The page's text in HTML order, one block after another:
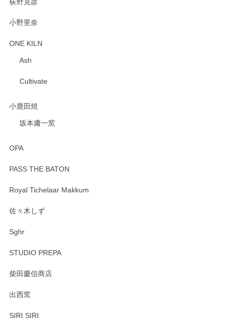
小野里奈
ONE KILN
Ash
Cultivate
小鹿田焼
坂本庸一窯
OPA
PASS THE BATON
Royal Tichelaar Makkum
佐々木しず
Sghr
STUDIO PREPA
柴田慶信商店
出西窯
SIRI SIRI